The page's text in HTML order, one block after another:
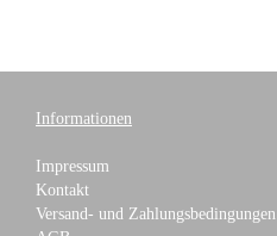
Informationen
Impressum
Kontakt
Versand- und Zahlungsbedingungen